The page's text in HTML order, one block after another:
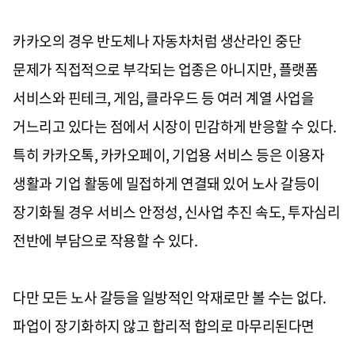
카카오의 경우 반도체나 자동차처럼 생산라인 중단
문제가 직접적으로 부각되는 업종은 아니지만, 플랫폼
서비스와 핀테크, 게임, 클라우드 등 여러 계열 사업을
거느리고 있다는 점에서 시장이 민감하게 반응할 수 있다.
특히 카카오톡, 카카오페이, 기업용 서비스 등은 이용자
생활과 기업 활동에 밀접하게 연결돼 있어 노사 갈등이
장기화될 경우 서비스 안정성, 신사업 추진 속도, 투자심리
전반에 부담으로 작용할 수 있다.
다만 모든 노사 갈등을 일방적인 악재로만 볼 수는 없다.
파업이 장기화하지 않고 합리적 합의로 마무리된다면